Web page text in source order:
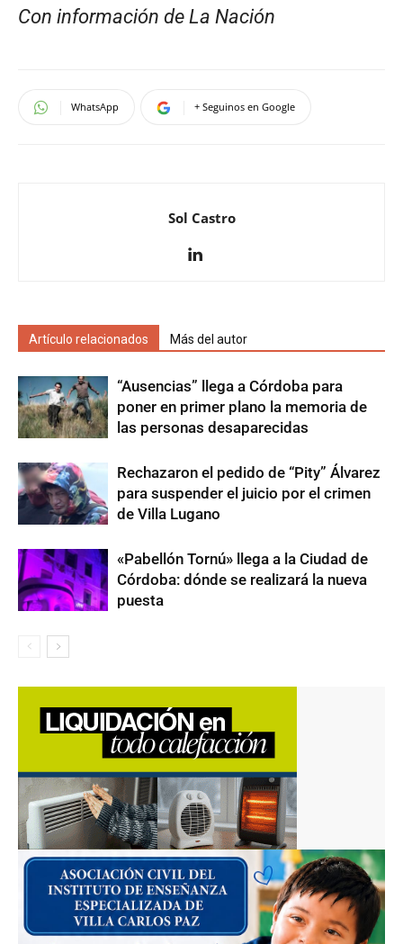
Con información de La Nación
WhatsApp + Seguinos en Google
Sol Castro
Artículo relacionados Más del autor
“Ausencias” llega a Córdoba para
poner en primer plano la memoria de
las personas desaparecidas
Rechazaron el pedido de “Pity” Álvarez
para suspender el juicio por el crimen
de Villa Lugano
«Pabellón Tornú» llega a la Ciudad de
Córdoba: dónde se realizará la nueva
puesta